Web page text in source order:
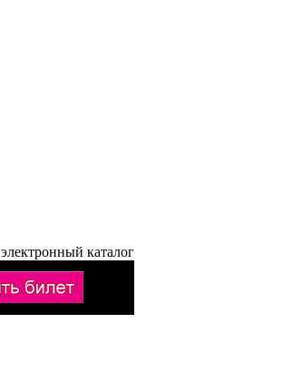
электронный каталог